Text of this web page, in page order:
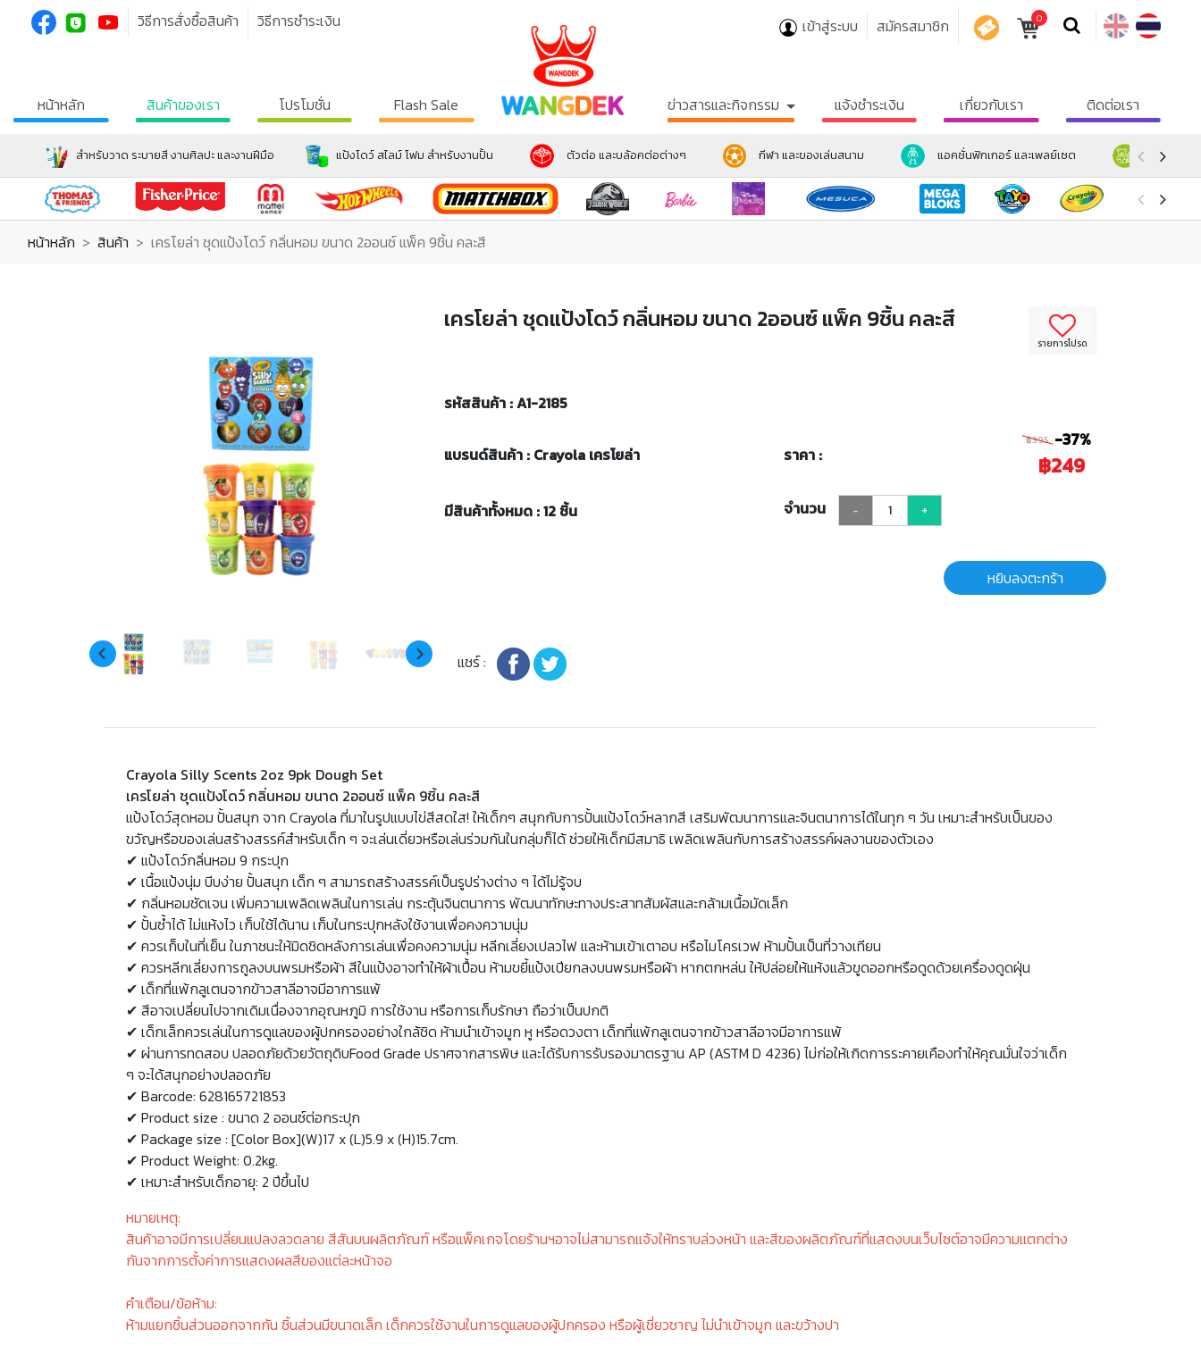
วิธีการสั่งซื้อสินค้า วิธีการชำระเงิน เข้าสู่ระบบ สมัครสมาชิก 0
หน้าหลัก สินค้าของเรา โปรโมชั่น Flash Sale ข่าวสารและกิจกรรม แจ้งชำระเงิน เกี่ยวกับเรา ติดต่อเรา
สำหรับวาด ระบายสี งานศิลปะ และงานฝีมือ แป้งโดว์ สไลม์ โฟม สำหรับงานปั้น ตัวต่อ และบล้อคต่อต่างๆ กีฬา และของเล่นสนาม แอคชั่นฟิกเกอร์ และเพลย์เซต ตุ๊กตา แล
หน้าหลัก สินค้า เครโยล่า ชุดแป้งโดว์ กลิ่นหอม ขนาด 2ออนซ์ แพ็ค 9ชิ้น คละสี
รายการโปรด
เครโยล่า ชุดแป้งโดว์ กลิ่นหอม ขนาด 2ออนซ์ แพ็ค 9ชิ้น คละสี
รหัสสินค้า : A1-2185
แบรนด์สินค้า : Crayola เครโยล่า ราคา :
฿395 -37%
฿249
มีสินค้าทั้งหมด : 12 ชิ้น จำนวน - +
หยิบลงตะกร้า
แชร์ :
Crayola Silly Scents 2oz 9pk Dough Set
เครโยล่า ชุดแป้งโดว์ กลิ่นหอม ขนาด 2ออนซ์ แพ็ค 9ชิ้น คละสี
แป้งโดว์สุดหอม ปั้นสนุก จาก Crayola ที่มาในรูปแบบไข่สีสดใส! ให้เด็กๆ สนุกกับการปั้นแป้งโดว์หลากสี เสริมพัฒนาการและจินตนาการได้ในทุก ๆ วัน เหมาะสำหรับเป็นของ
ขวัญหรือของเล่นสร้างสรรค์สำหรับเด็ก ๆ จะเล่นเดี่ยวหรือเล่นร่วมกันในกลุ่มก็ได้ ช่วยให้เด็กมีสมาธิ เพลิดเพลินกับการสร้างสรรค์ผลงานของตัวเอง
✔ แป้งโดว์กลิ่นหอม 9 กระปุก
✔ เนื้อแป้งนุ่ม บีบง่าย ปั้นสนุก เด็ก ๆ สามารถสร้างสรรค์เป็นรูปร่างต่าง ๆ ได้ไม่รู้จบ
✔ กลิ่นหอมชัดเจน เพิ่มความเพลิดเพลินในการเล่น กระตุ้นจินตนาการ พัฒนาทักษะทางประสาทสัมผัสและกล้ามเนื้อมัดเล็ก
✔ ปั้นซ้ำได้ ไม่แห้งไว เก็บใช้ได้นาน เก็บในกระปุกหลังใช้งานเพื่อคงความนุ่ม
✔ ควรเก็บในที่เย็น ในภาชนะให้มิดชิดหลังการเล่นเพื่อคงความนุ่ม หลีกเลี่ยงเปลวไฟ และห้ามเข้าเตาอบ หรือไมโครเวฟ ห้ามปั้นเป็นที่วางเทียน
✔ ควรหลีกเลี่ยงการถูลงบนพรมหรือผ้า สีในแป้งอาจทำให้ผ้าเปื้อน ห้ามขยี้แป้งเปียกลงบนพรมหรือผ้า หากตกหล่น ให้ปล่อยให้แห้งแล้วขูดออกหรือดูดด้วยเครื่องดูดฝุ่น
✔ เด็กที่แพ้กลูเตนจากข้าวสาลีอาจมีอาการแพ้
✔ สีอาจเปลี่ยนไปจากเดิมเนื่องจากอุณหภูมิ การใช้งาน หรือการเก็บรักษา ถือว่าเป็นปกติ
✔ เด็กเล็กควรเล่นในการดูแลของผู้ปกครองอย่างใกล้ชิด ห้ามนำเข้าจมูก หู หรือดวงตา เด็กที่แพ้กลูเตนจากข้าวสาลีอาจมีอาการแพ้
✔ ผ่านการทดสอบ ปลอดภัยด้วยวัตถุดิบFood Grade ปราศจากสารพิษ และได้รับการรับรองมาตรฐาน AP (ASTM D 4236) ไม่ก่อให้เกิดการระคายเคืองทำให้คุณมั่นใจว่าเด็ก
ๆ จะได้สนุกอย่างปลอดภัย
✔ Barcode: 628165721853
✔ Product size : ขนาด 2 ออนซ์ต่อกระปุก
✔ Package size : [Color Box](W)17 x (L)5.9 x (H)15.7cm.
✔ Product Weight: 0.2kg.
✔ เหมาะสำหรับเด็กอายุ: 2 ปีขึ้นไป
หมายเหตุ:
สินค้าอาจมีการเปลี่ยนแปลงลวดลาย สีสันบนผลิตภัณฑ์ หรือแพ็คเกจโดยร้านฯอาจไม่สามารถแจ้งให้ทราบล่วงหน้า และสีของผลิตภัณฑ์ที่แสดงบนเว็บไซต์อาจมีความแตกต่าง
กันจากการตั้งค่าการแสดงผลสีของแต่ละหน้าจอ
คำเตือน/ข้อห้าม:
ห้ามแยกชิ้นส่วนออกจากกัน ชิ้นส่วนมีขนาดเล็ก เด็กควรใช้งานในการดูแลของผู้ปกครอง หรือผู้เชี่ยวชาญ ไม่นำเข้าจมูก และขว้างปา